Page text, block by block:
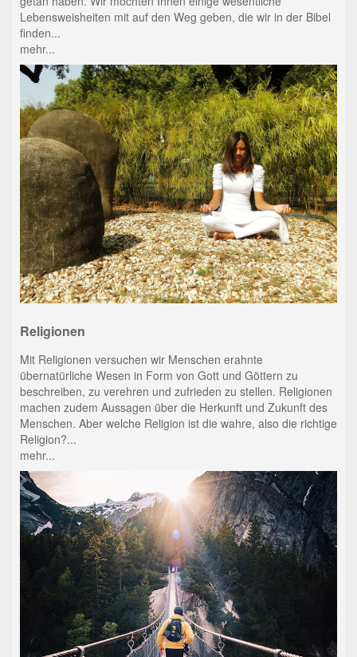
Lebensweisheiten mit auf den Weg geben, die wir in der Bibel
finden...
mehr...
Religionen
Mit Religionen versuchen wir Menschen erahnte
übernatürliche Wesen in Form von Gott und Göttern zu
beschreiben, zu verehren und zufrieden zu stellen. Religionen
machen zudem Aussagen über die Herkunft und Zukunft des
Menschen. Aber welche Religion ist die wahre, also die richtige
Religion?...
mehr...